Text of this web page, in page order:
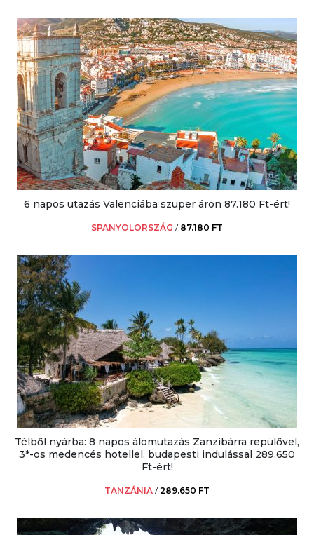
6 napos utazás Valenciába szuper áron 87.180 Ft-ért!
SPANYOLORSZÁG / 87.180 FT
Télből nyárba: 8 napos álomutazás Zanzibárra repülővel,
3*-os medencés hotellel, budapesti indulással 289.650
Ft-ért!
TANZÁNIA /289.650 FT